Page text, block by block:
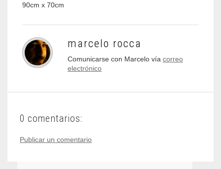
90cm x 70cm
marcelo rocca
Comunicarse con Marcelo vía correo
electrónico
0 comentarios:
Publicar un comentario